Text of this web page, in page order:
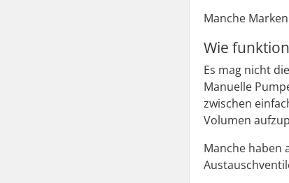
Manche
Wie
Es mag nicht
Manuelle
zwischen
Volumen
Manche haben